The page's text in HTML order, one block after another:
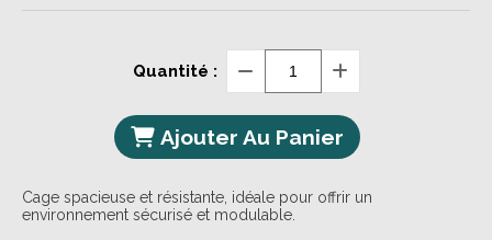
Quantité :
Ajouter Au Panier
Cage spacieuse et résistante, idéale pour offrir un
environnement sécurisé et modulable.